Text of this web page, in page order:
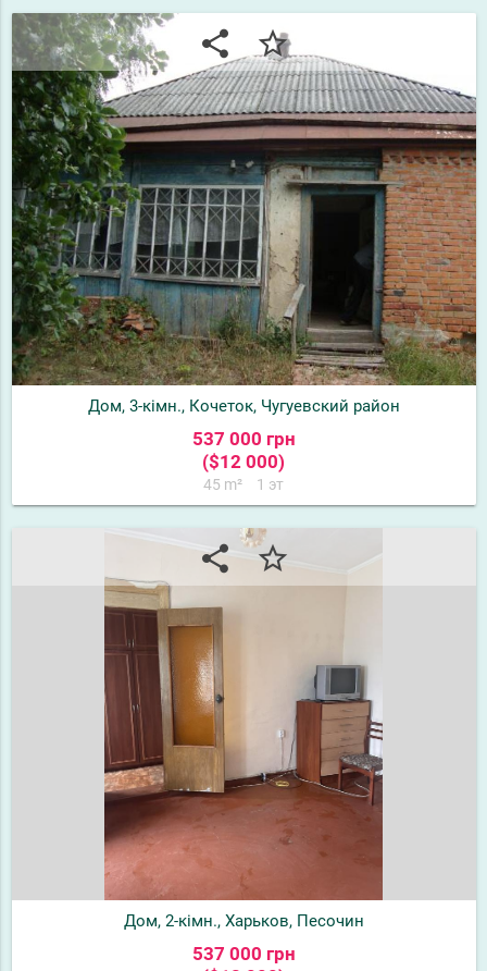
share star_border
Дом, 3-кімн., Кочеток, Чугуевский район
537 000 грн
($12 000)
45 m² 1 эт
share star_border
Дом, 2-кімн., Харьков, Песочин
537 000 грн